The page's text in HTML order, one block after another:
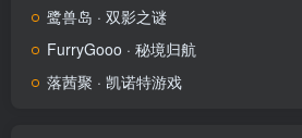
星澜特快号 的 霓灯碎梦 还有 6 天开始
兽潮兽聚 的 海风之旅 还有 6 天开始
海兽聚 的 沧海瓷吟 还有 6 天开始
鹭兽岛 · 双影之谜
FurryGooo · 秘境归航
落茜聚 · 凯诺特游戏